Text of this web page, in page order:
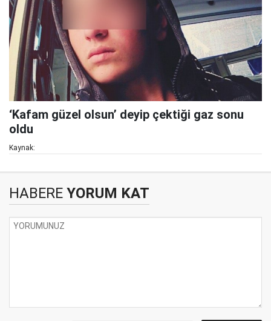
‘Kafam güzel olsun’ deyip çektiği gaz sonu
oldu
Kaynak:
HABERE YORUM KAT